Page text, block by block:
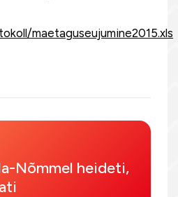
maetaguseujumine2015.xls
Nõmmel heideti,